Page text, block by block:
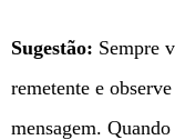
Sugestão: Sempre
remetente e
mensagem.